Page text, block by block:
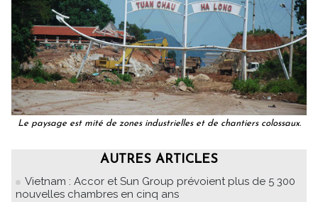
Le paysage est mité de zones industrielles et de chantiers colossaux.
AUTRES ARTICLES
Vietnam : Accor et Sun Group prévoient plus de 5 300
nouvelles chambres en cinq ans